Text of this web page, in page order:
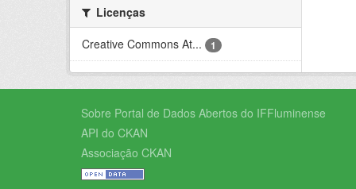
Licenças
Creative Commons At...
1
Sobre Portal de Dados Abertos do IFFluminense
API do CKAN
Associação CKAN